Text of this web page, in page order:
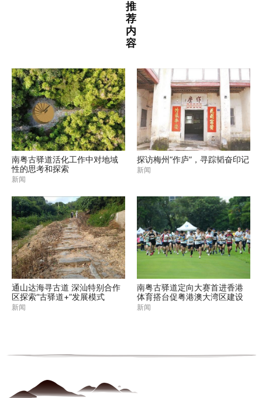
推
荐
内
容
南粤古驿道活化工作中对地域
性的思考和探索
新闻
探访梅州“作庐”，寻踪韬奋印记
新闻
通山达海寻古道 深汕特别合作
区探索“古驿道+”发展模式
新闻
南粤古驿道定向大赛首进香港
体育搭台促粤港澳大湾区建设
新闻